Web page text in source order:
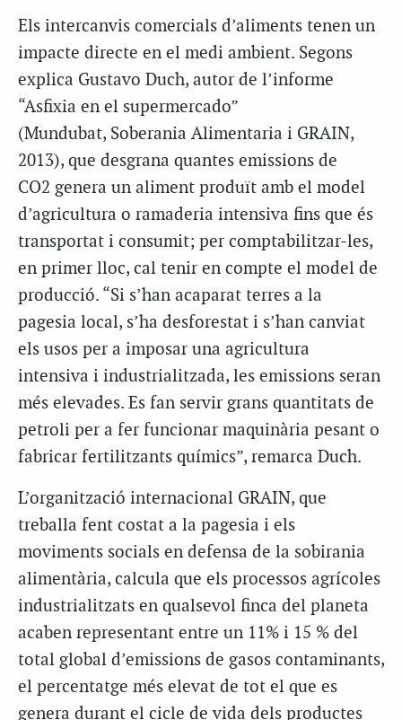
Els intercanvis comercials d’aliments tenen un
impacte directe en el medi ambient. Segons
explica Gustavo Duch, autor de l’informe
“Asfixia en el supermercado”
(Mundubat, Soberania Alimentaria i GRAIN,
2013), que desgrana quantes emissions de
CO2 genera un aliment produït amb el model
d’agricultura o ramaderia intensiva fins que és
transportat i consumit; per comptabilitzar-les,
en primer lloc, cal tenir en compte el model de
producció. “Si s’han acaparat terres a la
pagesia local, s’ha desforestat i s’han canviat
els usos per a imposar una agricultura
intensiva i industrialitzada, les emissions seran
més elevades. Es fan servir grans quantitats de
petroli per a fer funcionar maquinària pesant o
fabricar fertilitzants químics”, remarca Duch.
L’organització internacional GRAIN, que
treballa fent costat a la pagesia i els
moviments socials en defensa de la sobirania
alimentària, calcula que els processos agrícoles
industrialitzats en qualsevol finca del planeta
acaben representant entre un 11% i 15 % del
total global d’emissions de gasos contaminants,
el percentatge més elevat de tot el que es
genera durant el cicle de vida dels productes